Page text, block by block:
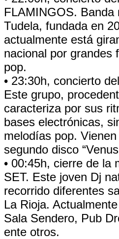
FLAMINGOS. Banda
Tudela, fundada en
actualmente está
nacional por grandes
pop.
• 23:30h, concierto
Este grupo,
caracteriza por sus
bases electrónicas,
melodías pop.
segundo disco
• 00:45h, cierre de la
SET. Este joven Dj
recorrido diferentes
La Rioja.
Sala Sendero, Pub
ente otros.